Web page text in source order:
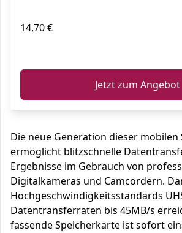
14,70 €
Jetzt zum Angebot
Die neue Generation dieser
ermöglicht blitzschnelle
Ergebnisse im Gebrauch von
Digitalkameras und Camcordern.
Hochgeschwindigkeitsstandards
Datentransferraten bis 45MB/s
fassende Speicherkarte ist sofort